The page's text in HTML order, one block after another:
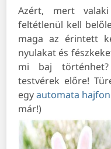
Azért, mert
feltétlenül kell
maga az érintett
nyulakat és
mi baj történhet?
testvérek előre!
egyautomata
már!)